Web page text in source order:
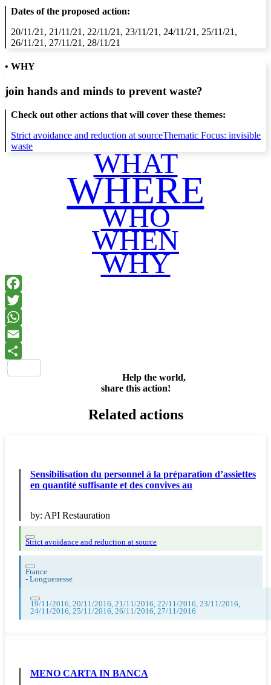
Dates of the proposed action:
20/11/21, 21/11/21, 22/11/21, 23/11/21, 24/11/21, 25/11/21,
26/11/21, 27/11/21, 28/11/21
• WHY
join hands and minds to prevent waste?
Check out other actions that will cover these themes:
Strict avoidance and reduction at sourceThematic Focus: invisible
waste
WHAT
WHERE
WHO
WHEN
WHY
Help the world,
share this action!
Related actions
Sensibilisation du personnel à la préparation d’assiettes
en quantité suffisante et des convives au
by: API Restauration
Strict avoidance and reduction at source
France
- Longuenesse
19/11/2016, 20/11/2016, 21/11/2016, 22/11/2016, 23/11/2016,
24/11/2016, 25/11/2016, 26/11/2016, 27/11/2016
MENO CARTA IN BANCA